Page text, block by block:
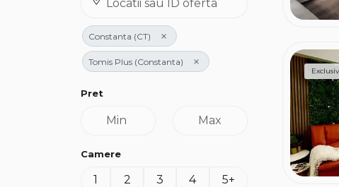
Constanta (CT) ×
Tomis Plus (Constanta) ×
Pret
Camere
1 2 3 4 5+